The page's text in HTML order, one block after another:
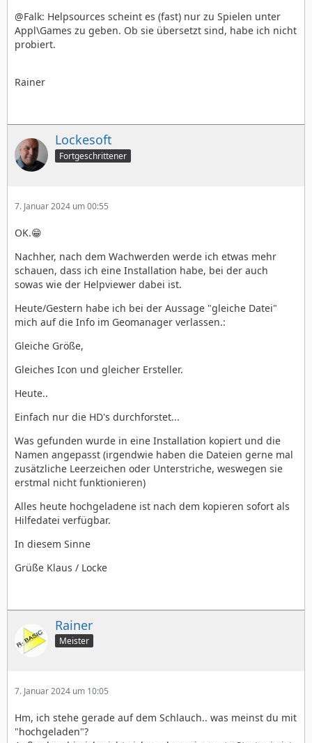
@Falk: Helpsources scheint es (fast) nur zu Spielen unter
Appl\Games zu geben. Ob sie übersetzt sind, habe ich nicht
probiert.
Rainer
Lockesoft
Fortgeschrittener
7. Januar 2024 um 00:55
OK.😁
Nachher, nach dem Wachwerden werde ich etwas mehr
schauen, dass ich eine Installation habe, bei der auch
sowas wie der Helpviewer dabei ist.
Heute/Gestern habe ich bei der Aussage "gleiche Datei"
mich auf die Info im Geomanager verlassen.:
Gleiche Größe,
Gleiches Icon und gleicher Ersteller.
Heute..
Einfach nur die HD's durchforstet...
Was gefunden wurde in eine Installation kopiert und die
Namen angepasst (irgendwie haben die Dateien gerne mal
zusätzliche Leerzeichen oder Unterstriche, weswegen sie
erstmal nicht funktionieren)
Alles heute hochgeladene ist nach dem kopieren sofort als
Hilfedatei verfügbar.
In diesem Sinne
Grüße Klaus / Locke
Rainer
Meister
7. Januar 2024 um 10:05
Hm, ich stehe gerade auf dem Schlauch.. was meinst du mit
"hochgeladen"?